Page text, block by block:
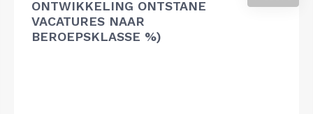
ONTWIKKELING ONTSTANE
VACATURES NAAR
BEROEPSKLASSE %)